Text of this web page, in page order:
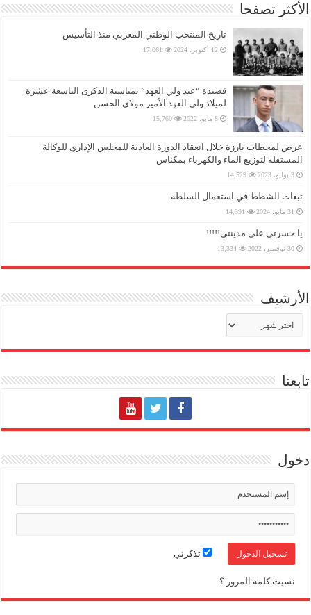
الأكثر تصفحا
تاريخ المنتخب الوطني المغربي منذ التأسيس
12 أكتوبر، 2024 17,061
قصيدة “عيد ولي العهد” بمناسبة الذكرى التاسعة عشرة
لميلاد ولي العهد الأمير مولاي الحسن
8 مايو، 2022 15,760
عرض لمحطات بارزة خلال انعقاد الدورة العادية للمجلس الإداري للوكالة
المستقلة لتوزيع الماء والكهرباء بمكناس
3 يوليو، 2023 14,529
تبعات الشطط في استعمال السلطة
31 مايو، 2024 14,391
يا حسرتي على مدينتي!!!!!
30 نوفمبر، 2022 13,334
الأرشيف
تابعنا
دخول
تذكرني
نسيت كلمة المرور ؟